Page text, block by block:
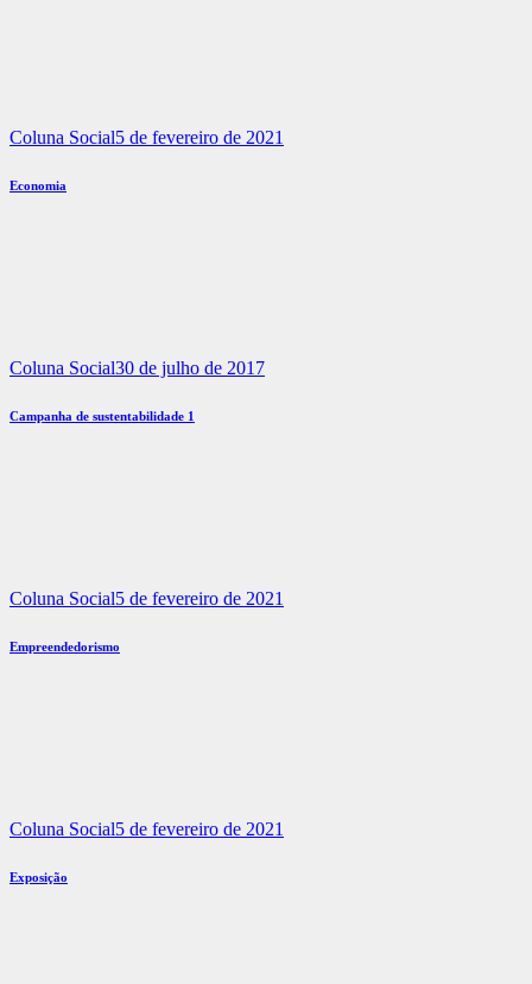
Coluna Social5 de fevereiro de 2021
Economia
Coluna Social30 de julho de 2017
Campanha de sustentabilidade 1
Coluna Social5 de fevereiro de 2021
Empreendedorismo
Coluna Social5 de fevereiro de 2021
Exposição